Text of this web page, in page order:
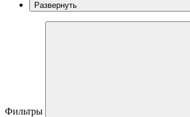
Развернуть
Фильтры